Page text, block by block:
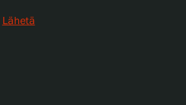
Lähetä